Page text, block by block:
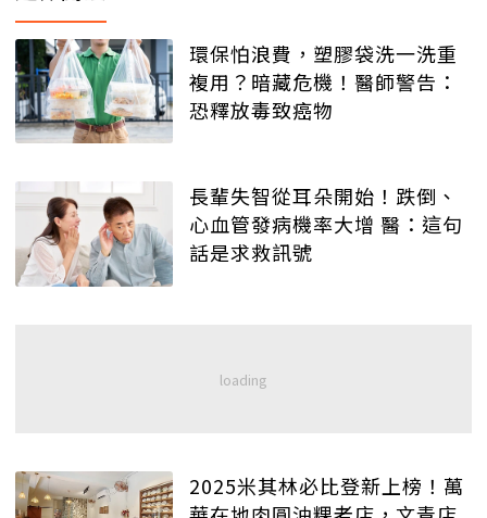
環保怕浪費，塑膠袋洗一洗重
複用？暗藏危機！醫師警告：
恐釋放毒致癌物
長輩失智從耳朵開始！跌倒、
心血管發病機率大增 醫：這句
話是求救訊號
2025米其林必比登新上榜！萬